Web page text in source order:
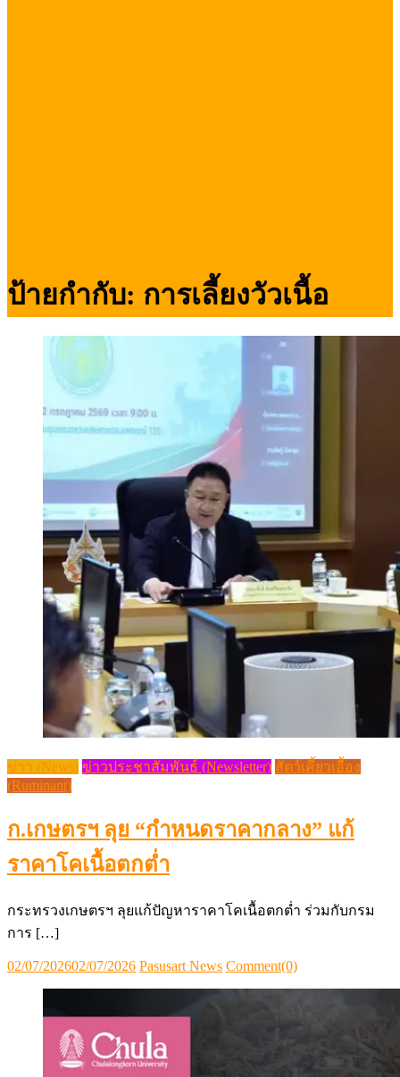
ป้ายกำกับ: การเลี้ยงวัวเนื้อ
ข่าว (News) ข่าวประชาสัมพันธ์ (Newsletter) สัตว์เคี้ยวเอื้อง
(Ruminant)
ก.เกษตรฯ ลุย “กำหนดราคากลาง” แก้
ราคาโคเนื้อตกต่ำ
กระทรวงเกษตรฯ ลุยแก้ปัญหาราคาโคเนื้อตกต่ำ ร่วมกับกรม
การ […]
Posted
02/07/202602/07/2026 Author
Pasusart News Comment(0)